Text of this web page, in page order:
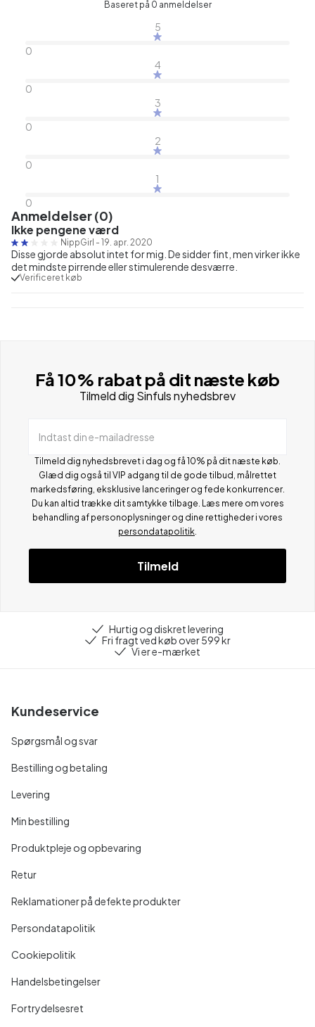
Baseret på 0 anmeldelser
5
0
4
0
3
0
2
0
1
0
Anmeldelser (0)
Ikke pengene værd
NippGirl - 19. apr. 2020
Disse gjorde absolut intet for mig. De sidder fint, men virker ikke
det mindste pirrende eller stimulerende desværre.
Verificeret køb
Få 10% rabat på dit næste køb
Tilmeld dig Sinfuls nyhedsbrev
Indtast din e-mailadresse
Tilmeld dig nyhedsbrevet i dag og få 10% på dit næste køb.
Glæd dig også til VIP adgang til de gode tilbud, målrettet
markedsføring, eksklusive lanceringer og fede konkurrencer.
Du kan altid trække dit samtykke tilbage. Læs mere om vores
behandling af personoplysninger og dine rettigheder i vores
persondatapolitik
Tilmeld
Hurtig og diskret levering
Fri fragt ved køb over 599 kr
Vi er e-mærket
Kundeservice
Spørgsmål og svar
Bestilling og betaling
Levering
Min bestilling
Produktpleje og opbevaring
Retur
Reklamationer på defekte produkter
Persondatapolitik
Cookiepolitik
Handelsbetingelser
Fortrydelsesret